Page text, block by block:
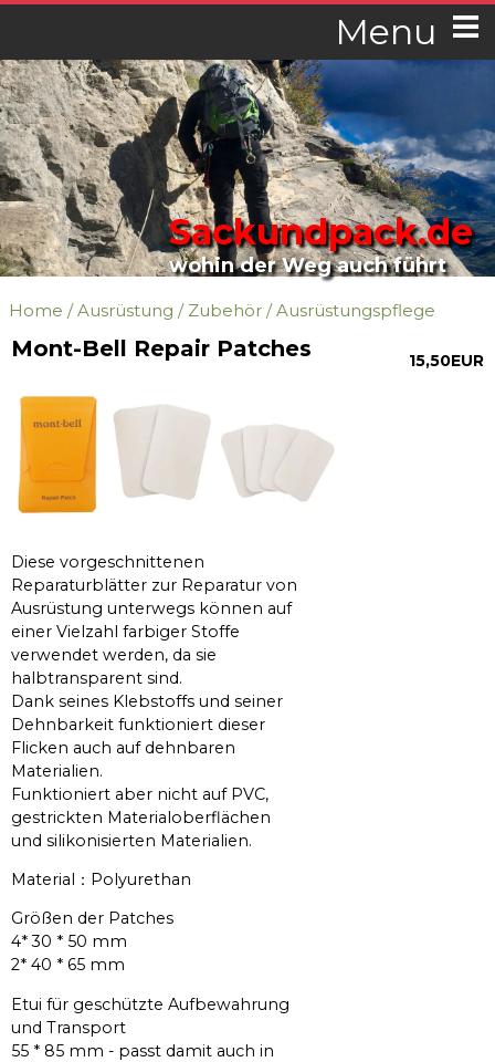
Menu
Sackundpack.de
wohin der Weg auch führt
Home /Ausrüstung / Zubehör /Ausrüstungspflege
15,50EUR
Mont-Bell Repair Patches
Diese vorgeschnittenen
Reparaturblätter zur Reparatur von
Ausrüstung unterwegs können auf
einer Vielzahl farbiger Stoffe
verwendet werden, da sie
halbtransparent sind.
Dank seines Klebstoffs und seiner
Dehnbarkeit funktioniert dieser
Flicken auch auf dehnbaren
Materialien.
Funktioniert aber nicht auf PVC,
gestrickten Materialoberflächen
und silikonisierten Materialien.
Material：Polyurethan
Größen der Patches
4* 30 * 50 mm
2* 40 * 65 mm
Etui für geschützte Aufbewahrung
und Transport
55 * 85 mm - passt damit auch in